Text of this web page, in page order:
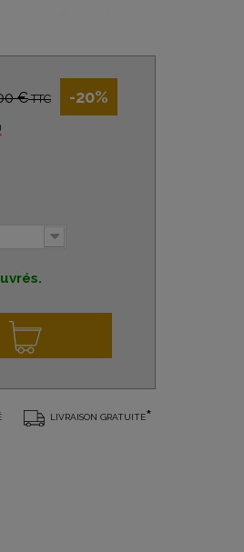
€TTC -20%
LIVRAISON GRATUITE*